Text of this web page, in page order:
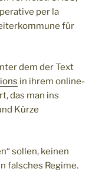
perative per la
für
dem der Text
in ihrem online-
das man ins
Kürze
sollen, keinen
falsches Regime.